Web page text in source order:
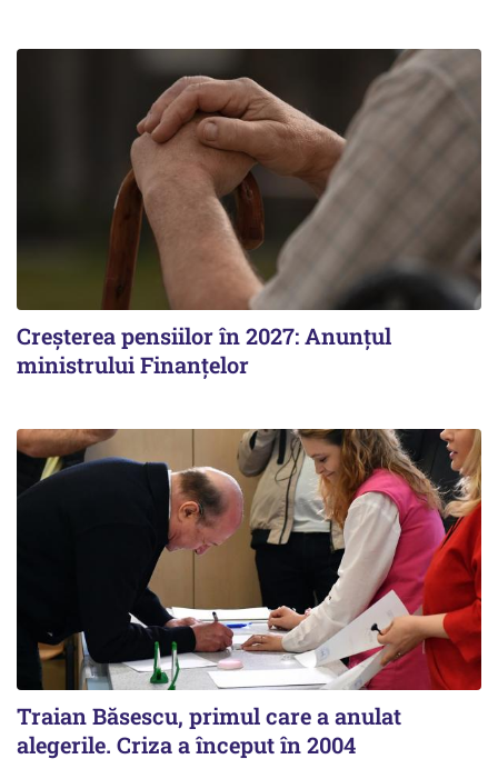
Creșterea pensiilor în 2027: Anunțul
ministrului Finanțelor
Traian Băsescu, primul care a anulat
alegerile. Criza a început în 2004